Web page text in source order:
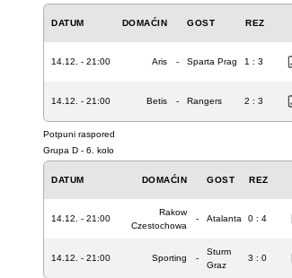
DATUM DOMAĆIN GOST REZ
14.12. - 21:00 Aris - Sparta Prag 1 : 3
14.12. - 21:00 Betis - Rangers 2 : 3
Potpuni raspored
Grupa D - 6. kolo
DATUM DOMAĆIN GOST REZ
14.12. - 21:00
Rakow
Czestochowa
- Atalanta 0 : 4
14.12. - 21:00 Sporting -
Sturm
Graz
3 : 0